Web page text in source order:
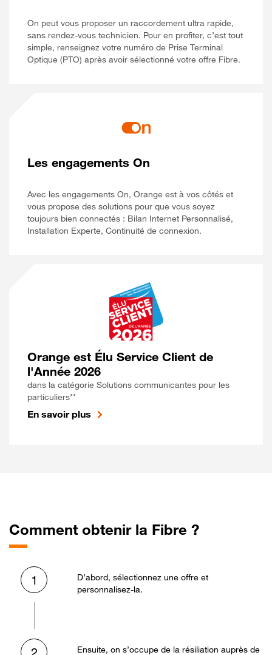
On peut vous proposer un raccordement ultra rapide,
sans rendez-vous technicien. Pour en profiter, c’est tout
simple, renseignez votre numéro de Prise Terminal
Optique (PTO) après avoir sélectionné votre offre Fibre.
Les engagements On
Avec les engagements On, Orange est à vos côtés et
vous propose des solutions pour que vous soyez
toujours bien connectés : Bilan Internet Personnalisé,
Installation Experte, Continuité de connexion.
Orange est Élu Service Client de
l'Année 2026
dans la catégorie Solutions communicantes pour les
particuliers**
En savoir plus
Comment obtenir la Fibre ?
1
D’abord, sélectionnez une offre et
personnalisez-la.
Ensuite, on s’occupe de la résiliation auprès de